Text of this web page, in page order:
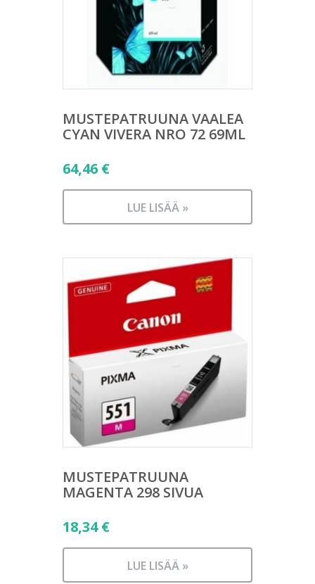
MUSTEPATRUUNA VAALEA
CYAN VIVERA NRO 72 69ML
64,46 €
LUE LISÄÄ »
MUSTEPATRUUNA
MAGENTA 298 SIVUA
18,34€
LUE LISÄÄ »